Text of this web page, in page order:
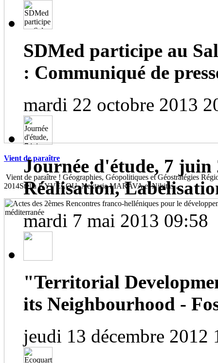
Vient de paraître
Vient de paraître ! Géographies, Géopolitiques et Géostratégies
2014Stella KYVELOU, Nektaria MARAVA et Nikitas...
SDMed participe au
: Communiqué de
mardi 22 octobre 2013
Journée d'étude, 7
Réalisation,
mardi 7 mai 2013 09:58
"Territorial
its Neighbourhood -
jeudi 13 décembre 2012